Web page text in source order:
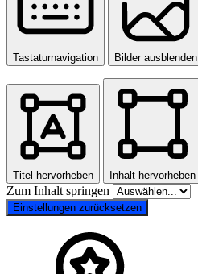
Tastaturnavigation Bilder ausblenden
Titel hervorheben Inhalt hervorheben
Zum Inhalt springen
Einstellungen zurücksetzen